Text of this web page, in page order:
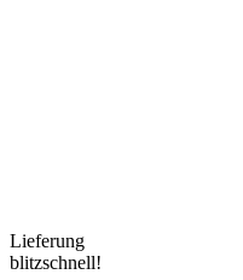
Lieferung
blitzschnell!